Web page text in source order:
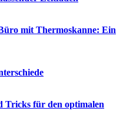
mit Thermoskanne: Ein
Tricks für den optimalen